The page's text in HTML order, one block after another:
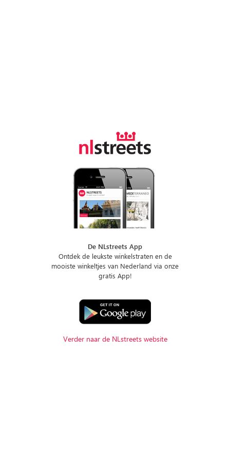
De NLstreets App
Ontdek de leukste winkelstraten en de
mooiste winkeltjes van Nederland via onze
gratis App!
Verder naar de NLstreets website